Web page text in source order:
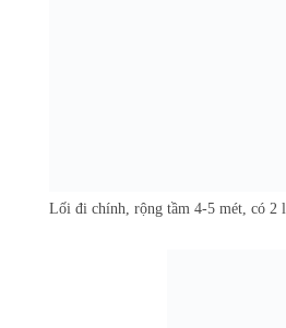
Lối đi chính, rộng tầm 4-5 mét, có 2